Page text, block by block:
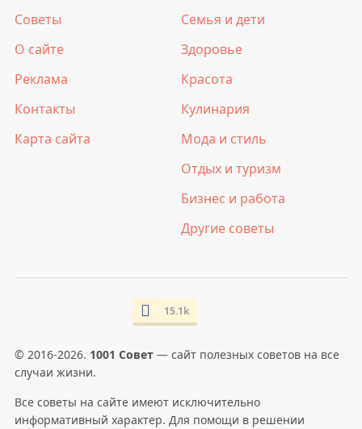
Советы
О сайте
Реклама
Контакты
Карта сайта
Семья и дети
Здоровье
Красота
Кулинария
Мода и стиль
Отдых и туризм
Бизнес и работа
Другие советы
15.1k
© 2016-2026. 1001 Совет— сайт полезных советов на все
случаи жизни.
Все советы на сайте имеют исключительно
информативный характер. Для помощи в решении